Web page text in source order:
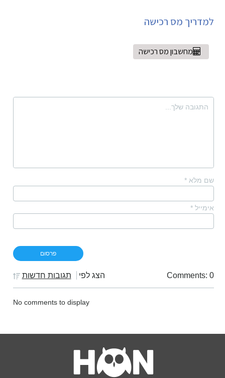
למדריך מס רכישה
מחשבון מס רכישה
שם מלא *
אימייל *
Comments: 0 הצג לפי תגובות חדשות
No comments to display